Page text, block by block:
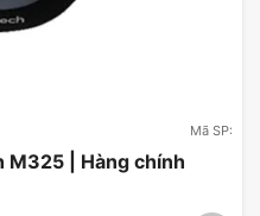
Mã SP:
M325 | Hàng chính